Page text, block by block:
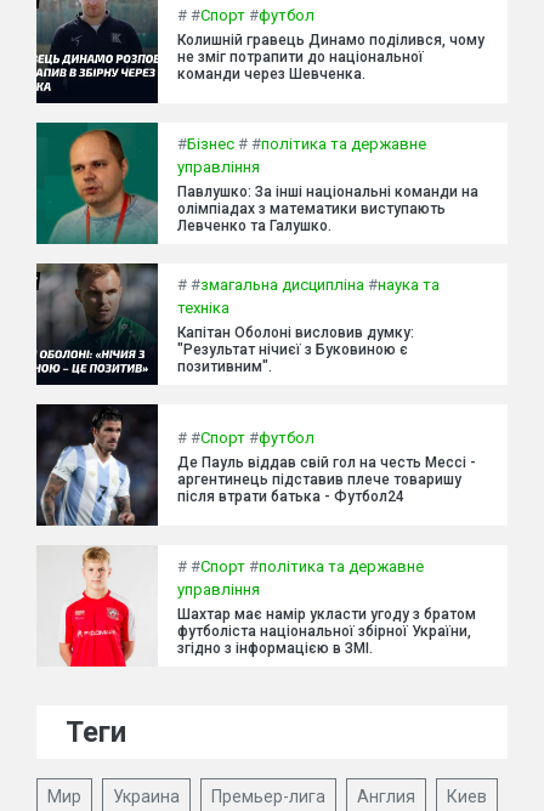
# #Спорт #футбол
Колишній гравець Динамо поділився, чому
не зміг потрапити до національної
команди через Шевченка.
#Бізнес # #політика та державне
управління
Павлушко: За інші національні команди на
олімпіадах з математики виступають
Левченко та Галушко.
# #змагальна дисципліна #наука та
техніка
Капітан Оболоні висловив думку:
"Результат нічиєї з Буковиною є
позитивним".
# #Спорт #футбол
Де Пауль віддав свій гол на честь Мессі -
аргентинець підставив плече товаришу
після втрати батька - Футбол24
# #Спорт #політика та державне
управління
Шахтар має намір укласти угоду з братом
футболіста національної збірної України,
згідно з інформацією в ЗМІ.
Теги
Мир Украина Премьер-лига Англия Киев